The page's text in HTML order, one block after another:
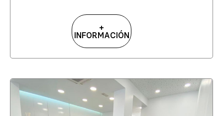
+
INFORMACIÓN